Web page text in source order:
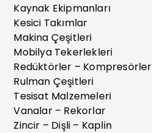
Kaynak Ekipmanları
Kesici Takımlar
Makina Çeşitleri
Mobilya Tekerlekleri
Redüktörler – Kompresörler
Rulman Çeşitleri
Tesisat Malzemeleri
Vanalar – Rekorlar
Zincir – Dişli – Kaplin